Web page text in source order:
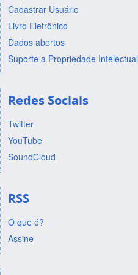
Cadastrar Usuário
Livro Eletrônico
Dados abertos
Suporte a Propriedade Intelectual
Redes Sociais
Twitter
YouTube
SoundCloud
RSS
O que é?
Assine